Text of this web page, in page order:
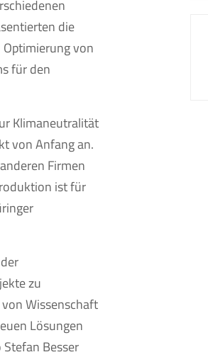
die
von
für den
Klimaneutralität
von Anfang an.
Firmen
ist für
zu
Wissenschaft
Lösungen
Besser